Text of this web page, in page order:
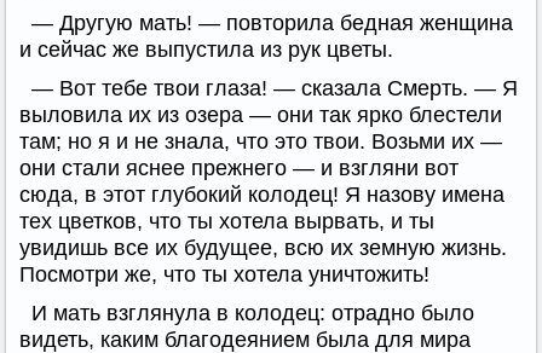
— Другую мать! — повторила бедная женщина
и сейчас же выпустила из рук цветы.
— Вот тебе твои глаза! — сказала Смерть. — Я
выловила их из озера — они так ярко блестели
там; но я и не знала, что это твои. Возьми их —
они стали яснее прежнего — и взгляни вот
сюда, в этот глубокий колодец! Я назову имена
тех цветков, что ты хотела вырвать, и ты
увидишь все их будущее, всю их земную жизнь.
Посмотри же, что ты хотела уничтожить!
И мать взглянула в колодец: отрадно было
видеть, каким благодеянием была для мира